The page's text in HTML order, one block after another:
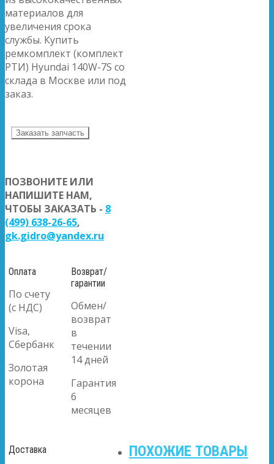
материалов для
увеличения срока
службы. Купить
ремкомплект (комплект
РТИ) Hyundai 140W-7S со
склада в Москве или под
заказ.
Заказать запчасть
ПОЗВОНИТЕ ИЛИ
НАПИШИТЕ НАМ,
ЧТОБЫ ЗАКАЗАТЬ - 8
(499) 638-26-65,
gk.gidro@yandex.ru
Оплата
По счету
(с НДС)
Visa,
Сбербанк
Золотая
корона
Возврат/
гарантии
Обмен/
возврат
в
течении
14 дней
Гарантия
6
месяцев
Доставка ПОХОЖИЕ ТОВАРЫ